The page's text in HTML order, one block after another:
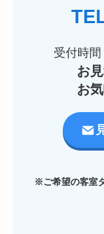
受付時間
お
お
※ご希望の客室